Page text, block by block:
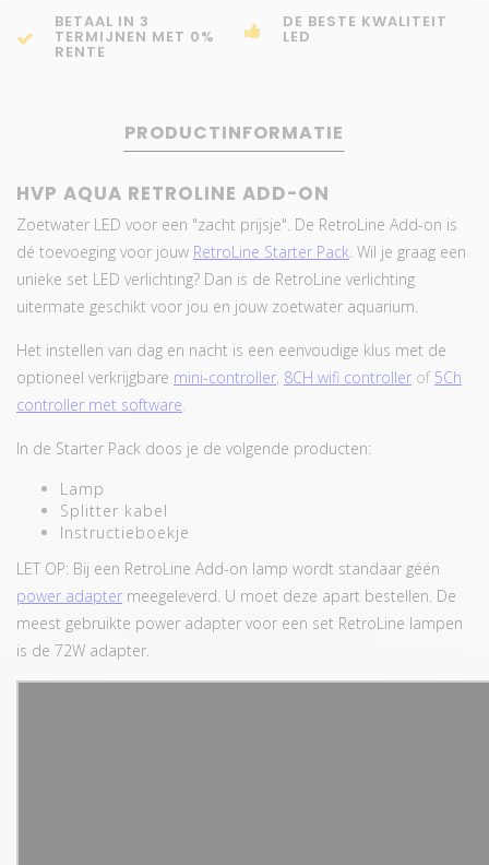
BETAAL IN 3
TERMIJNEN MET 0%
RENTE
DE BESTE KWALITEIT
LED
PRODUCTINFORMATIE
HVP AQUA RETROLINE ADD-ON
Zoetwater LED voor een "zacht prijsje". De RetroLine Add-on is
dé toevoeging voor jouw RetroLine Starter Pack. Wil je graag een
unieke set LED verlichting? Dan is de RetroLine verlichting
uitermate geschikt voor jou en jouw zoetwater aquarium.
Het instellen van dag en nacht is een eenvoudige klus met de
optioneel verkrijgbare mini-controller, 8CH wifi controller of 5Ch
controller met software.
In de Starter Pack doos je de volgende producten:
Lamp
Splitter kabel
Instructieboekje
LET OP: Bij een RetroLine Add-on lamp wordt standaar géén
power adapter meegeleverd. U moet deze apart bestellen. De
meest gebruikte power adapter voor een set RetroLine lampen
is de 72W adapter.